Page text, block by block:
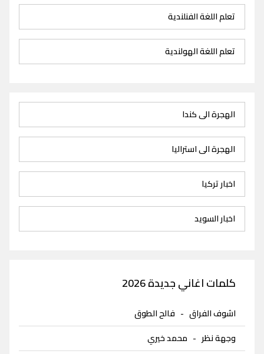
تعلم اللغة الفنلندية
تعلم اللغة الهولندية
الهجرة الى كندا
الهجرة الى استراليا
اخبار تركيا
اخبار السويد
كلمات اغاني جديدة 2026
اشوف الفراق - فالح الطوق
وجهة نظر - محمد خيري